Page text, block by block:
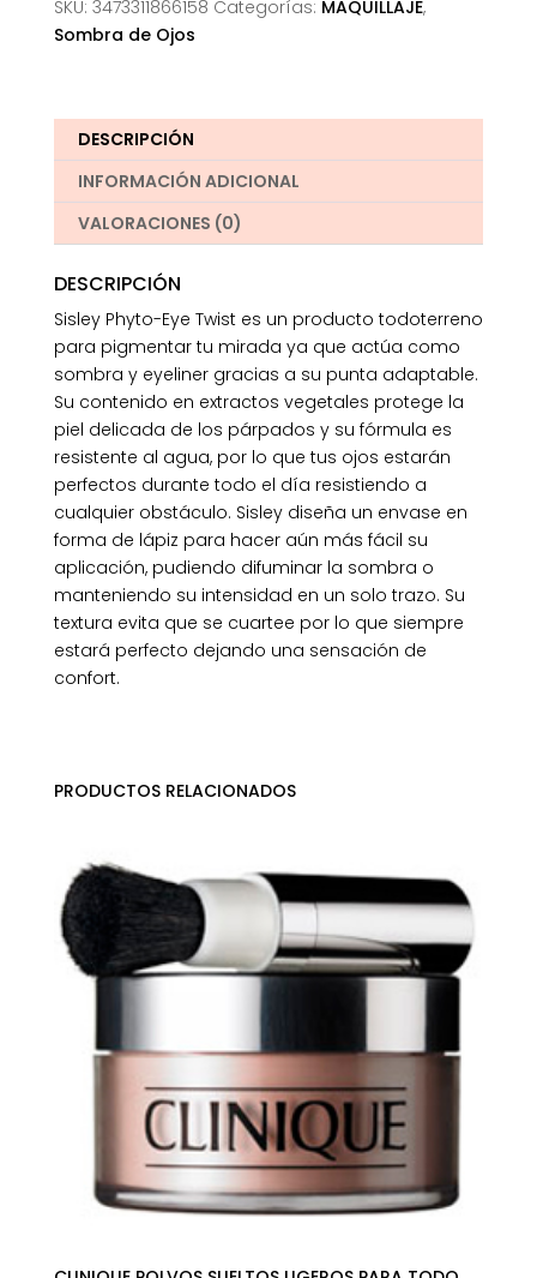
SKU: 3473311866158 Categorías: MAQUILLAJE,
Sombra de Ojos
DESCRIPCIÓN
INFORMACIÓN ADICIONAL
VALORACIONES (0)
DESCRIPCIÓN
Sisley Phyto-Eye Twist es un producto todoterreno
para pigmentar tu mirada ya que actúa como
sombra y eyeliner gracias a su punta adaptable.
Su contenido en extractos vegetales protege la
piel delicada de los párpados y su fórmula es
resistente al agua, por lo que tus ojos estarán
perfectos durante todo el día resistiendo a
cualquier obstáculo. Sisley diseña un envase en
forma de lápiz para hacer aún más fácil su
aplicación, pudiendo difuminar la sombra o
manteniendo su intensidad en un solo trazo. Su
textura evita que se cuartee por lo que siempre
estará perfecto dejando una sensación de
confort.
PRODUCTOS RELACIONADOS